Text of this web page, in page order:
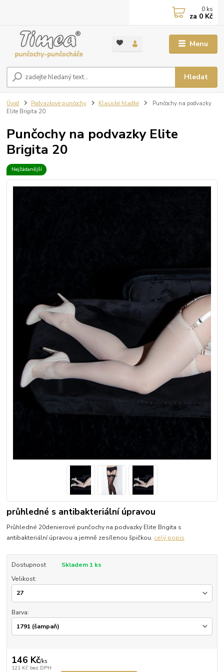
Menu
Hledat
0 ks
za 0 Kč
Úvod Podvazkové punčochy Klasické hladké
Punčochy na podvazky
Elite Brigita 20
Punčochy na podvazky Elite
Brigita 20
Nejžádanější
průhledné s antibakteriální úpravou
Průhledné 20denierové punčochy na podvazky Elite Brigita s
antibakteriální úpravou a jemně zesílenou špičkou. celý popis
Dostupnost
Skladem 1 ks
Velikost:
Barva:
146 Kč/ks
121 Kč bez DPH